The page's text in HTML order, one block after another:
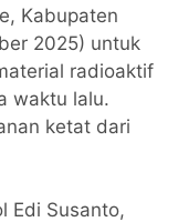
Kabupaten
2025) untuk
radioaktif
waktu lalu.
ketat dari
Edi Susanto,